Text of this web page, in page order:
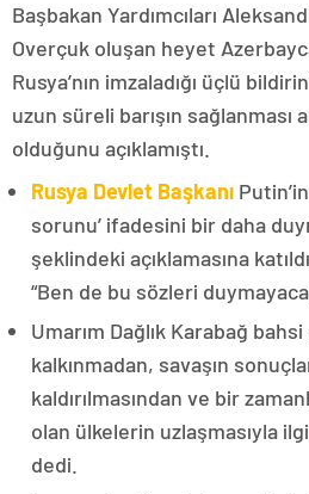
Başbakan Yardımcıları
Overçuk oluşan heyet
Rusya’nın imzaladığı üçlü
uzun süreli barışın sağlanması
olduğunu açıklamıştı.
Rusya Devlet Başkanı
sorunu’ ifadesini bir daha
şeklindeki açıklamasına
“Ben de bu sözleri
Umarım Dağlık Karabağ
kalkınmadan, savaşın
kaldırılmasından ve bir
olan ülkelerin uzlaşmasıyla
dedi.